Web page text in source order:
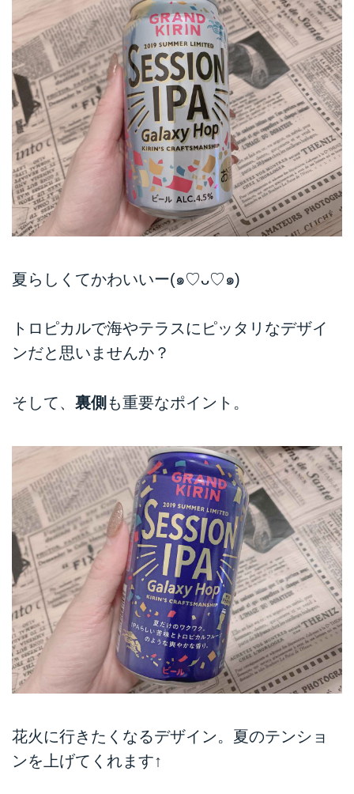
夏らしくてかわいいー(๑♡ᴗ♡๑)
トロピカルで海やテラスにピッタリなデザイ
ンだと思いませんか？
そして、 裏側 も重要なポイント。
花火に行きたくなるデザイン。夏のテンショ
ンを上げてくれます↑